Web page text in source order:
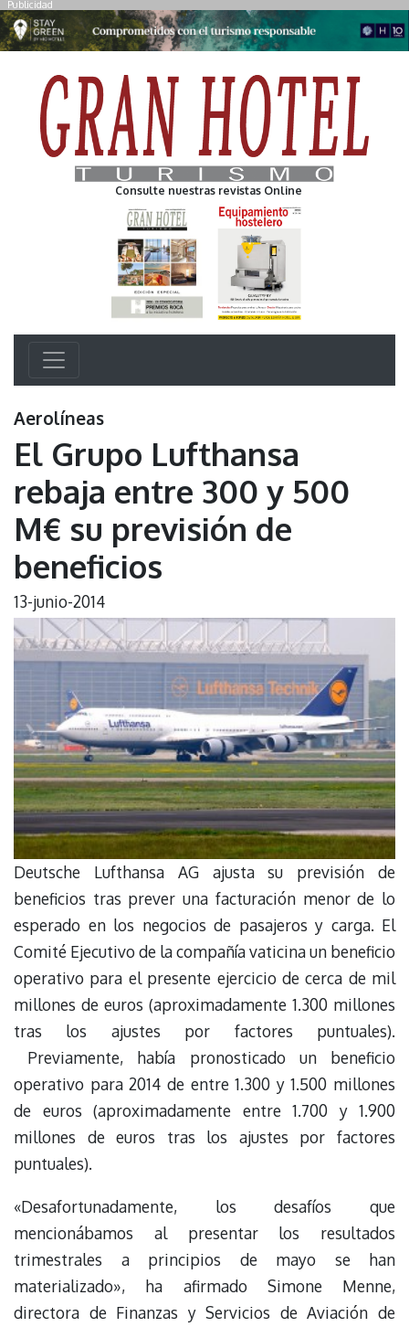
Publicidad
Consulte nuestras revistas Online
Aerolíneas
El Grupo Lufthansa
rebaja entre 300 y 500
M€ su previsión de
beneficios
13-junio-2014
Deutsche Lufthansa AG ajusta su previsión de
beneficios tras prever una facturación menor de lo
esperado en los negocios de pasajeros y carga. El
Comité Ejecutivo de la compañía vaticina un beneficio
operativo para el presente ejercicio de cerca de mil
millones de euros (aproximadamente 1.300 millones
tras los ajustes por factores puntuales).
Previamente, había pronosticado un beneficio
operativo para 2014 de entre 1.300 y 1.500 millones
de euros (aproximadamente entre 1.700 y 1.900
millones de euros tras los ajustes por factores
puntuales).
«Desafortunadamente, los desafíos que
mencionábamos al presentar los resultados
trimestrales a principios de mayo se han
materializado», ha afirmado Simone Menne,
directora de Finanzas y Servicios de Aviación de